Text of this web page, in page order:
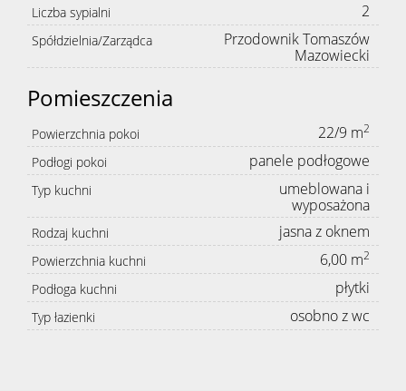
Liczba sypialni 2
Spółdzielnia/Zarządca
Przodownik Tomaszów
Mazowiecki
Pomieszczenia
Powierzchnia pokoi 22/9 m2
Podłogi pokoi panele podłogowe
Typ kuchni
umeblowana i
wyposażona
Rodzaj kuchni jasna z oknem
Powierzchnia kuchni 6,00 m2
Podłoga kuchni płytki
Typ łazienki osobno z wc